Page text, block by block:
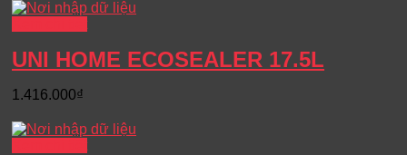
UNI HOME ECOSEALER 17.5L
1.416.000₫